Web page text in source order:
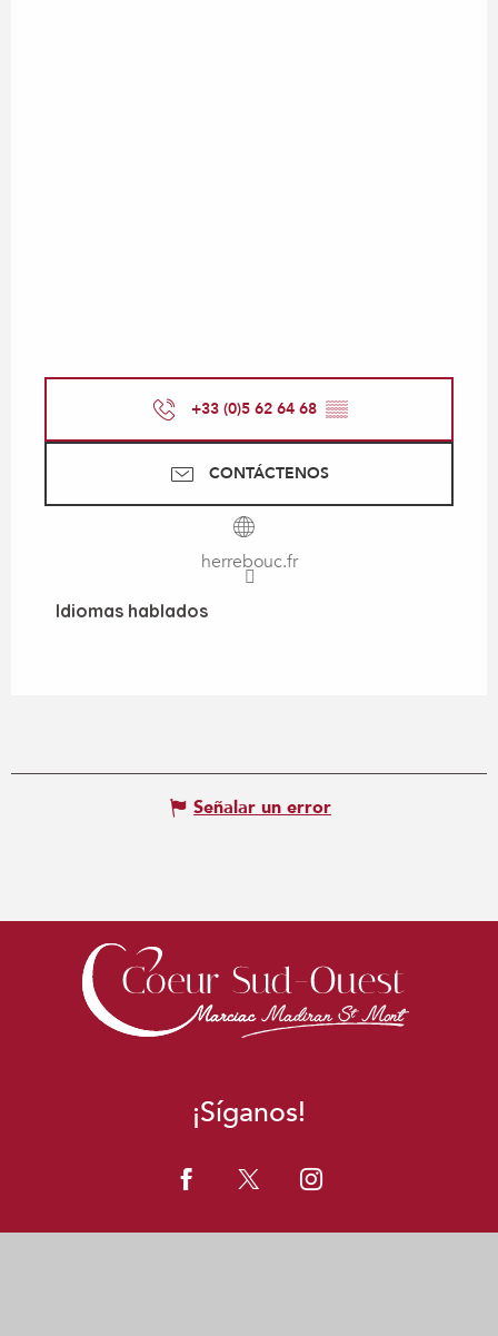
+33 (0)5 62 64 68 ▒▒
CONTÁCTENOS
herrebouc.fr
Idiomas hablados
Idiomas hablados
Señalar un error
¡Síganos!